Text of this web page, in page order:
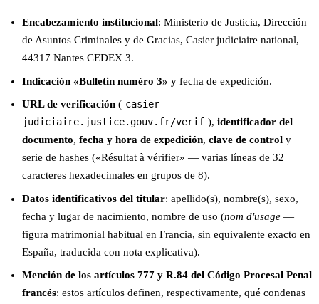
Encabezamiento institucional: Ministerio de Justicia, Dirección
de Asuntos Criminales y de Gracias, Casier judiciaire national,
44317 Nantes CEDEX 3.
Indicación «Bulletin numéro 3» y fecha de expedición.
URL de verificación( casier-
judiciaire.justice.gouv.fr/verif ),identificador del
documento, fecha y hora de expedición, clave de controly
serie de hashes («Résultat à vérifier» — varias líneas de 32
caracteres hexadecimales en grupos de 8).
Datos identificativos del titular: apellido(s), nombre(s), sexo,
fecha y lugar de nacimiento, nombre de uso (nom d'usage—
figura matrimonial habitual en Francia, sin equivalente exacto en
España, traducida con nota explicativa).
Mención de los artículos 777 y R.84 del Código Procesal Penal
francés: estos artículos definen, respectivamente, qué condenas